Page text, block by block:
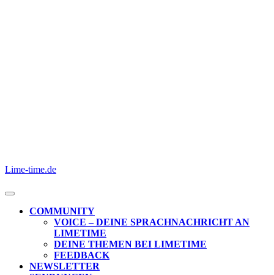
Lime-time.de
Open
ButtonCOMMUNITY
VOICE – DEINE SPRACHNACHRICHT AN
LIMETIME
DEINE THEMEN BEI LIMETIME
FEEDBACK
NEWSLETTER